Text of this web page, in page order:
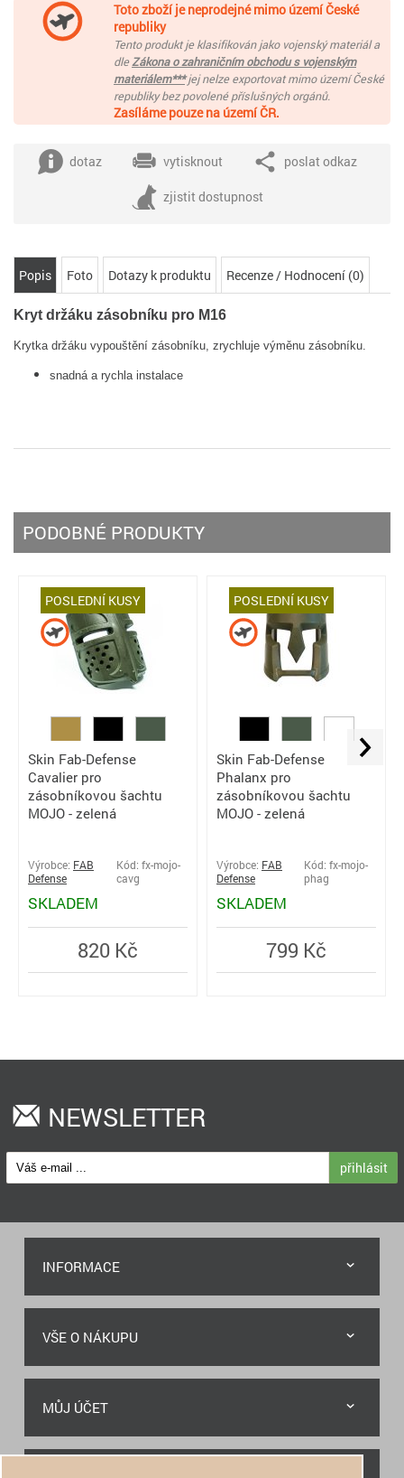
Toto zboží je neprodejné mimo území České
republiky
Tento produkt je klasifikován jako vojenský materiál a
dleZákona o zahraničním obchodu s vojenským
materiálem***jej nelze exportovat mimo území České
republiky bez povolené příslušných orgánů.
Zasíláme pouze na území ČR.
dotaz vytisknout poslat odkaz
zjistit dostupnost
Popis Foto Dotazy k produktu Recenze / Hodnocení (0)
Kryt držáku zásobníku pro M16
Krytka držáku vypouštění zásobníku, zrychluje výměnu zásobníku.
snadná a rychla instalace
PODOBNÉ PRODUKTY
POSLEDNÍ KUSY
Skin Fab-Defense
Cavalier pro
zásobníkovou šachtu
MOJO - zelená
Výrobce: FAB
Defense
Kód: fx-mojo-
cavg
SKLADEM
820 Kč
POSLEDNÍ KUSY
Skin Fab-Defense
Phalanx pro
zásobníkovou šachtu
MOJO - zelená
Výrobce: FAB
Defense
Kód: fx-mojo-
phag
SKLADEM
799 Kč
NEWSLETTER
přihlásit
INFORMACE
VŠE O NÁKUPU
MŮJ ÚČET